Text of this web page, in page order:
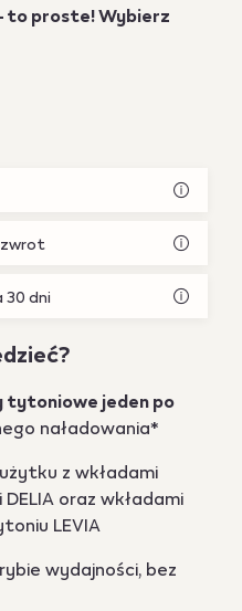
to proste! Wybierz
30 dni
tytoniowe jeden po
naładowania*
z wkładami
oraz wkładami
LEVIA
wydajności, bez